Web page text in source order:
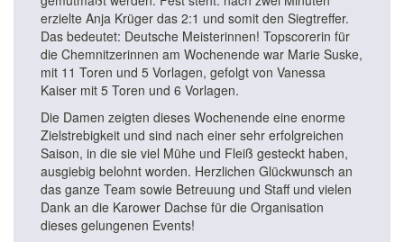
erzielte Anja Krüger das 2:1 und somit den Siegtreffer.
Das bedeutet: Deutsche Meisterinnen! Topscorerin für
die Chemnitzerinnen am Wochenende war Marie Suske,
mit 11 Toren und 5 Vorlagen, gefolgt von Vanessa
Kaiser mit 5 Toren und 6 Vorlagen.
Die Damen zeigten dieses Wochenende eine enorme
Zielstrebigkeit und sind nach einer sehr erfolgreichen
Saison, in die sie viel Mühe und Fleiß gesteckt haben,
ausgiebig belohnt worden. Herzlichen Glückwunsch an
das ganze Team sowie Betreuung und Staff und vielen
Dank an die Karower Dachse für die Organisation
dieses gelungenen Events!